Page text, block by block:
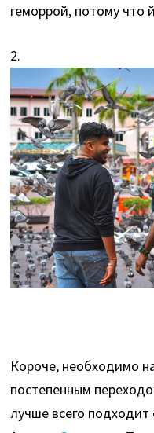
геморрой, потому что
2.
Короче, необходимо
постепенным
лучше всего